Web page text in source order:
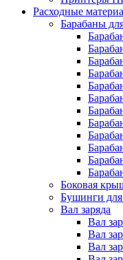
Расходные
Барабаны
Боковая
Бушинги
Вал заряда
Вал
Вал
Вал